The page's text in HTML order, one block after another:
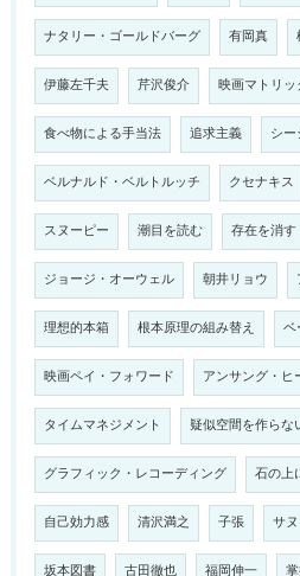
ナタリー・ゴールドバーグ 有岡真
伊藤左千夫 芹沢俊介 映画マトリッ
食べ物による手当法 追求主義 シ
ベルナルド・ベルトルッチ クセナキス
スヌーピー 潮目を読む 存在を消す
ジョージ・オーウェル 朝井リョウ
理想的本箱 根本原理の組み替え ベ
映画ペイ・フォワード アンサング・ヒ
タイムマネジメント 疑似空間を作らな
グラフィック・レコーディング 石の上
自己効力感 清沢満之 子張 サ
坂本図書 古田徹也 福岡伸一